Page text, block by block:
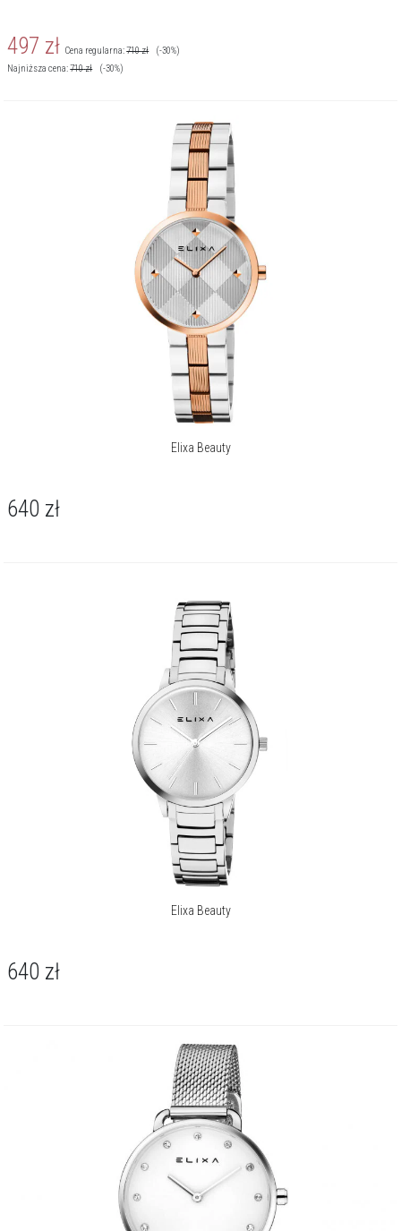
497 zł Cena regularna:710zł
(-30%)
Najniższa cena:710zł (-30%)
Elixa Beauty
640 zł
Elixa Beauty
640 zł